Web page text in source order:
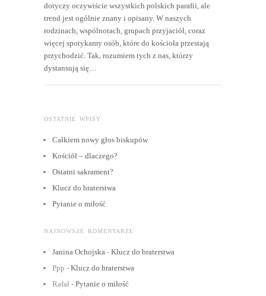
dotyczy oczywiście wszystkich polskich parafii, ale
trend jest ogólnie znany i opisany. W naszych
rodzinach, wspólnotach, grupach przyjaciół, coraz
więcej spotykamy osób, które do kościoła przestają
przychodzić. Tak, rozumiem tych z nas, którzy
dystansują się…
OSTATNIE WPISY
Całkiem nowy głos biskupów
Kościół – dlaczego?
Ostatni sakrament?
Klucz do braterstwa
Pytanie o miłość
NAJNOWSZE KOMENTARZE
Janina Ochojska - Klucz do braterstwa
Ppp - Klucz do braterstwa
Rafał - Pytanie o miłość